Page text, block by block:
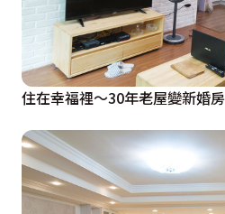
住在幸福裡〜30年老屋變新婚房